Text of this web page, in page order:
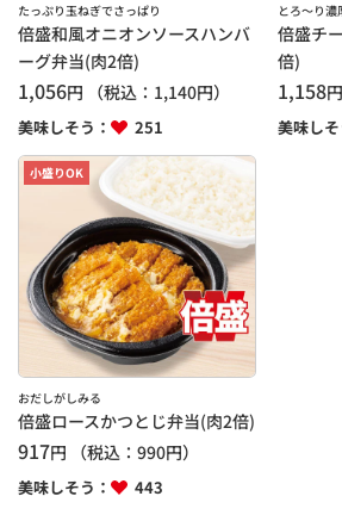
たっぷり玉ねぎでさっぱり
倍盛和風オニオンソースハンバ
ーグ弁当(肉2倍)
1,056円 （税込： 1,140円）
美味しそう： 251
とろ～り濃
倍盛チ
倍)
1,158円
美味し
小盛りOK
おだしがしみる
倍盛ロースかつとじ弁当(肉2倍)
917円 （税込： 990円）
美味しそう： 443